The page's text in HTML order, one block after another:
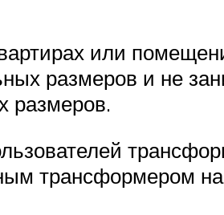
или
размеров и не
размеров.
трансформером на